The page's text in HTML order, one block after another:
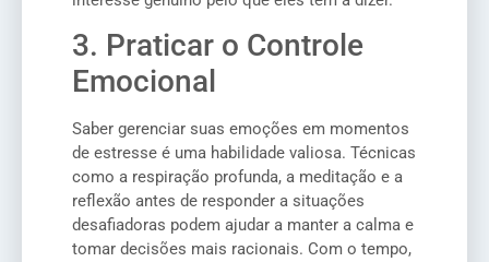
3. Praticar o Controle
Emocional
Saber gerenciar suas emoções em momentos
de estresse é uma habilidade valiosa. Técnicas
como a respiração profunda, a meditação e a
reflexão antes de responder a situações
desafiadoras podem ajudar a manter a calma e
tomar decisões mais racionais. Com o tempo,